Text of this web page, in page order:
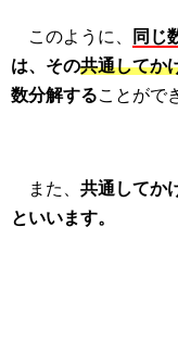
このように、 同じ
は、その共通してか
数分解することがで
また、 共通してか
といいます。